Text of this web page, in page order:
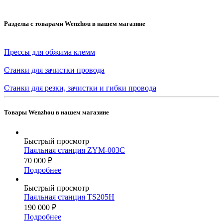
Разделы с товарами Wenzhou в нашем магазине
Прессы для обжима клемм
Станки для зачистки провода
Станки для резки, зачистки и гибки провода
Товары Wenzhou в нашем магазине
Быстрый просмотр
Паяльная станция ZYM-003C
70 000 ₽
Подробнее
Быстрый просмотр
Паяльная станция TS205H
190 000 ₽
Подробнее